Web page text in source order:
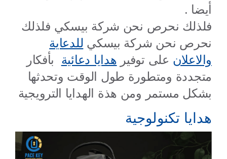
أيضا .
فلذلك نحرص نحن شركة بيسكي فلذلك
نحرص نحن شركة بيسكي للدعاية
والاعلان على توفير هدايا دعائية بأفكار
متجددة ومتطورة طول الوقت وتحدثها
بشكل مستمر ومن هذة الهدايا الترويجية
هدايا تكنولوجية